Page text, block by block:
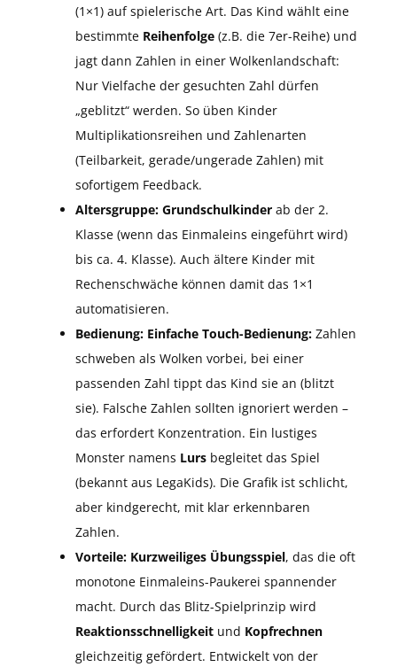
(1×1) auf spielerische Art. Das Kind wählt eine
bestimmte Reihenfolge (z.B. die 7er-Reihe) und
jagt dann Zahlen in einer Wolkenlandschaft:
Nur Vielfache der gesuchten Zahl dürfen
„geblitzt“ werden. So üben Kinder
Multiplikationsreihen und Zahlenarten
(Teilbarkeit, gerade/ungerade Zahlen) mit
sofortigem Feedback.
Altersgruppe: Grundschulkinder ab der 2.
Klasse (wenn das Einmaleins eingeführt wird)
bis ca. 4. Klasse). Auch ältere Kinder mit
Rechenschwäche können damit das 1×1
automatisieren.
Bedienung: Einfache Touch-Bedienung: Zahlen
schweben als Wolken vorbei, bei einer
passenden Zahl tippt das Kind sie an (blitzt
sie). Falsche Zahlen sollten ignoriert werden –
das erfordert Konzentration. Ein lustiges
Monster namens Lurs begleitet das Spiel
(bekannt aus LegaKids). Die Grafik ist schlicht,
aber kindgerecht, mit klar erkennbaren
Zahlen.
Vorteile: Kurzweiliges Übungsspiel, das die oft
monotone Einmaleins-Paukerei spannender
macht. Durch das Blitz-Spielprinzip wird
Reaktionsschnelligkeit und Kopfrechnen
gleichzeitig gefördert. Entwickelt von der